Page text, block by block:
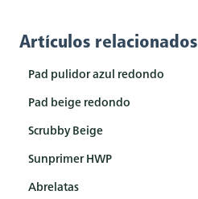
Artículos relacionados
Pad pulidor azul redondo
Pad beige redondo
Scrubby Beige
Sunprimer HWP
Abrelatas